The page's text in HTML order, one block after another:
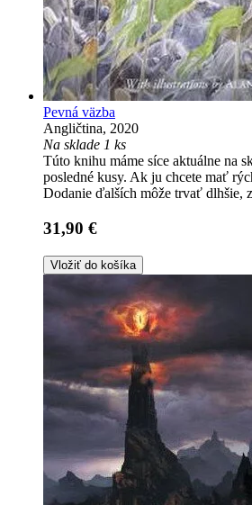
Pevná väzba
Angličtina, 2020
Na sklade 1 ks
Túto knihu máme síce aktuálne na
posledné kusy. Ak ju chcete mať
Dodanie ďalších môže trvať dlhšie,
31,90 €
Vložiť do košíka